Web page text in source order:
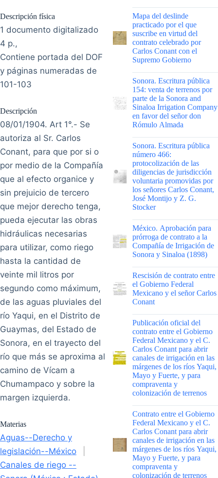
Descripción física
1 documento digitalizado
4 p.,
Contiene portada del DOF
y páginas numeradas de
101-103
Descripción
08/01/1904. Art 1°.- Se
autoriza al Sr. Carlos
Conant, para que por si o
por medio de la Compañía
que al efecto organice y
sin prejuicio de tercero
que mejor derecho tenga,
pueda ejecutar las obras
hidráulicas necesarias
para utilizar, como riego
hasta la cantidad de
veinte mil litros por
segundo como máximum,
de las aguas pluviales del
río Yaqui, en el Distrito de
Guaymas, del Estado de
Sonora, en el trayecto del
río que más se aproxima al
camino de Vícam a
Chumampaco y sobre la
margen izquierda.
Materias
Aguas--Derecho y
legislación--México
Canales de riego --
|
Mapa del deslinde
practicado por el que
suscribe en virtud del
contrato celebrado por
Carlos Conant con el
Supremo Gobierno
|
Sonora. Escritura pública
154: venta de terrenos por
parte de la Sonora and
Sinaloa Irrigation Company
en favor del señor don
Rómulo Almada
|
Sonora. Escritura pública
número 466:
protocolización de las
diligencias de jurisdicción
voluntaria promovidas por
los señores Carlos Conant,
José Montijo y Z. G.
Stocker
|
México. Aprobación para
prórroga de contrato a la
Compañía de Irrigación de
Sonora y Sinaloa (1898)
|
Rescisión de contrato entre
el Gobierno Federal
Mexicano y el señor Carlos
Conant
|
Publicación oficial del
contrato entre el Gobierno
Federal Mexicano y el C.
Carlos Conant para abrir
canales de irrigación en las
márgenes de los ríos Yaqui,
Mayo y Fuerte, y para
compraventa y
colonización de terrenos
Contrato entre el Gobierno
Federal Mexicano y el C.
Carlos Conant para abrir
canales de irrigación en las
márgenes de los ríos Yaqui,
Mayo y Fuerte, y para
compraventa y
colonización de terrenos